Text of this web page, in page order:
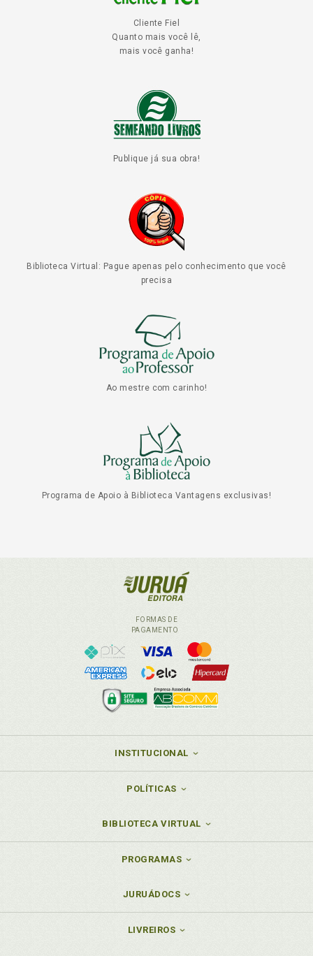
Cliente Fiel
Quanto mais você lê,
mais você ganha!
Publique já sua obra!
Biblioteca Virtual: Pague apenas pelo conhecimento que você
precisa
Ao mestre com carinho!
Programa de Apoio à Biblioteca Vantagens exclusivas!
FORMAS DE
PAGAMENTO
INSTITUCIONAL
POLÍTICAS
BIBLIOTECA VIRTUAL
PROGRAMAS
JURUÁDOCS
LIVREIROS